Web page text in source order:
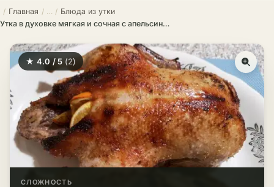
Главная
Блюда из утки
Утка в духовке мягкая и сочная с апельсинами в фольге – пошаговый рецепт в домашних условиях
★ 4.0 / 5 (2)
СЛОЖНОСТЬ